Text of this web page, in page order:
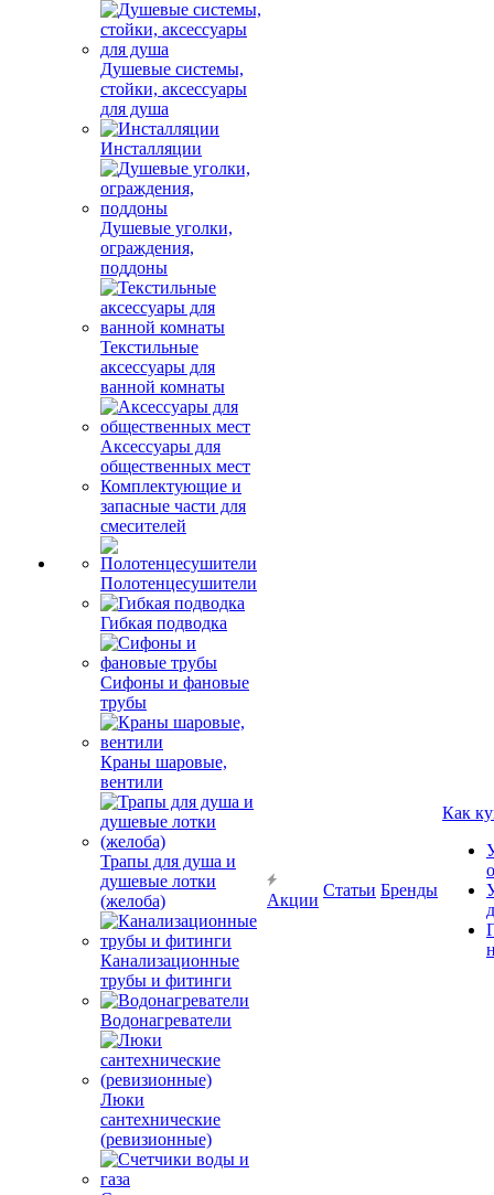
Душевые системы,
стойки, аксессуары
для душа
Инсталляции
Душевые уголки,
ограждения,
поддоны
Текстильные
аксессуары для
ванной комнаты
Аксессуары для
общественных мест
Комплектующие и
запасные части для
смесителей
Полотенцесушители
Гибкая подводка
Сифоны и фановые
трубы
Краны шаровые,
вентили
Трапы для душа и
душевые лотки
(желоба)
Канализационные
трубы и фитинги
Водонагреватели
Люки
сантехнические
(ревизионные)
Акции
Статьи Бренды
Как